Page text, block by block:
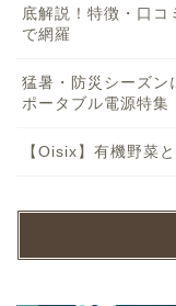
底解説！特徴・口コ
で網羅
猛暑・防災シーズン
ポータブル電源特集
【Oisix】有機野菜